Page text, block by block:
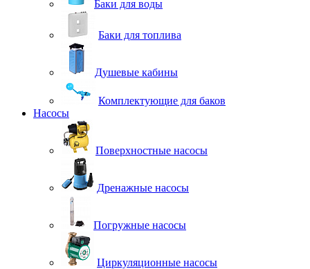
Баки для воды
Баки для топлива
Душевые кабины
Комплектующие для баков
Насосы
Поверхностные насосы
Дренажные насосы
Погружные насосы
Циркуляционные насосы